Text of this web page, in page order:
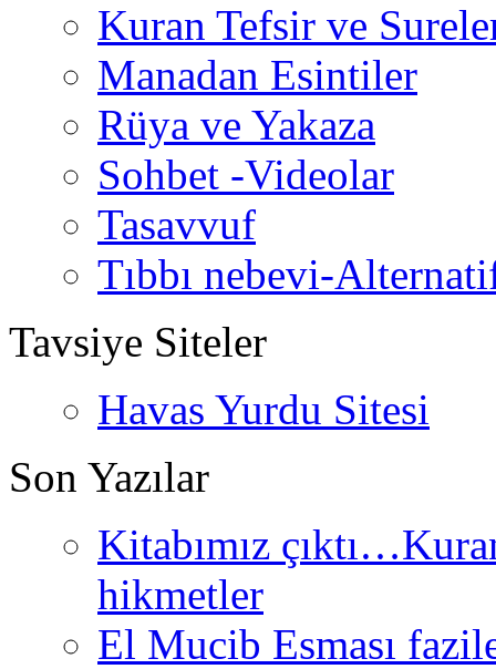
Kuran Tefsir ve
Manadan Esintiler
Rüya ve Yakaza
Sohbet -Videolar
Tasavvuf
Tıbbı nebevi-
Tavsiye Siteler
Havas Yurdu Sitesi
Son Yazılar
Kitabımız
hikmetler
El Mucib Esması